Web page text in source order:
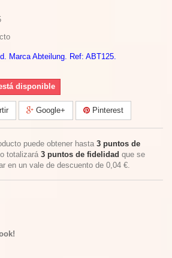
Marca Abteilung. Ref: ABT125.
disponible
Google+ Pinterest
puede obtener hasta 3 puntos de
totalizará 3 puntos de fidelidad que se
en un vale de descuento de 0,04 €.